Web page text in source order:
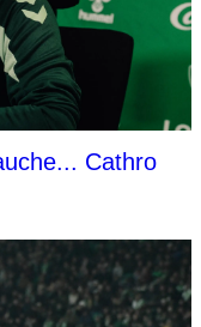
Cathro